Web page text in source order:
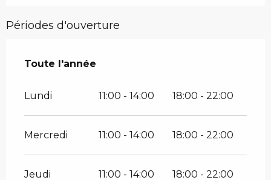
Périodes d'ouverture
Toute l'année
Toute l'année
Lundi 11:00 - 14:00 18:00 - 22:00
Mercredi 11:00 - 14:00 18:00 - 22:00
Jeudi 11:00 - 14:00 18:00 - 22:00